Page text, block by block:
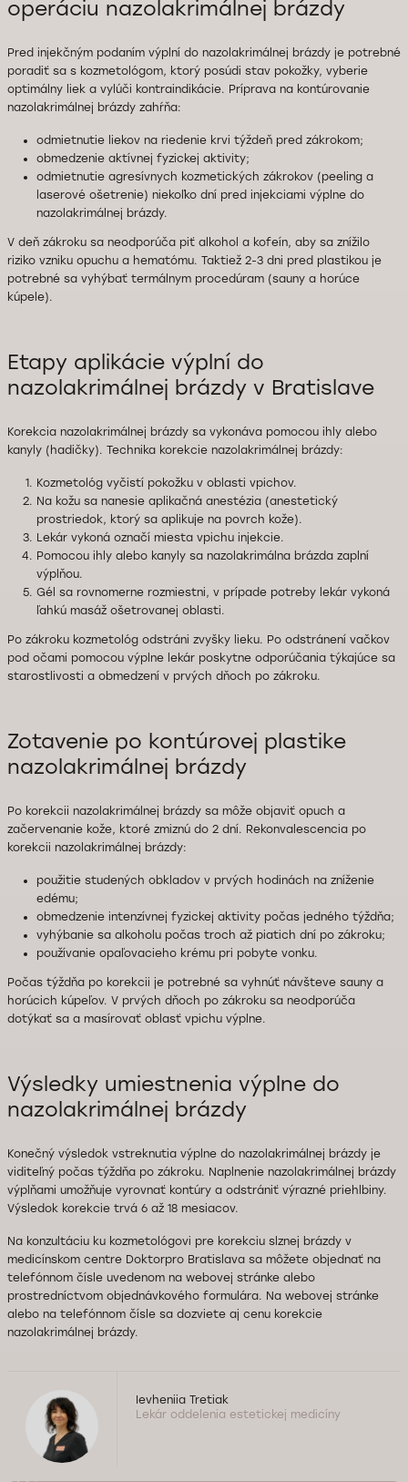
operáciu nazolakrimálnej brázdy
Pred injekčným podaním výplní do nazolakrimálnej brázdy je potrebné
poradiť sa s kozmetológom, ktorý posúdi stav pokožky, vyberie
optimálny liek a vylúči kontraindikácie. Príprava na kontúrovanie
nazolakrimálnej brázdy zahŕňa:
odmietnutie liekov na riedenie krvi týždeň pred zákrokom;
obmedzenie aktívnej fyzickej aktivity;
odmietnutie agresívnych kozmetických zákrokov (peeling a
laserové ošetrenie) niekoľko dní pred injekciami výplne do
nazolakrimálnej brázdy.
V deň zákroku sa neodporúča piť alkohol a kofeín, aby sa znížilo
riziko vzniku opuchu a hematómu. Taktiež 2-3 dni pred plastikou je
potrebné sa vyhýbať termálnym procedúram (sauny a horúce
kúpele).
Etapy aplikácie výplní do
nazolakrimálnej brázdy v Bratislave
Korekcia nazolakrimálnej brázdy sa vykonáva pomocou ihly alebo
kanyly (hadičky). Technika korekcie nazolakrimálnej brázdy:
Kozmetológ vyčistí pokožku v oblasti vpichov.
Na kožu sa nanesie aplikačná anestézia (anestetický
prostriedok, ktorý sa aplikuje na povrch kože).
Lekár vykoná označí miesta vpichu injekcie.
Pomocou ihly alebo kanyly sa nazolakrimálna brázda zaplní
výplňou.
Gél sa rovnomerne rozmiestni, v prípade potreby lekár vykoná
ľahkú masáž ošetrovanej oblasti.
Po zákroku kozmetológ odstráni zvyšky lieku. Po odstránení vačkov
pod očami pomocou výplne lekár poskytne odporúčania týkajúce sa
starostlivosti a obmedzení v prvých dňoch po zákroku.
Zotavenie po kontúrovej plastike
nazolakrimálnej brázdy
Po korekcii nazolakrimálnej brázdy sa môže objaviť opuch a
začervenanie kože, ktoré zmiznú do 2 dní. Rekonvalescencia po
korekcii nazolakrimálnej brázdy:
použitie studených obkladov v prvých hodinách na zníženie
edému;
obmedzenie intenzívnej fyzickej aktivity počas jedného týždňa;
vyhýbanie sa alkoholu počas troch až piatich dní po zákroku;
používanie opaľovacieho krému pri pobyte vonku.
Počas týždňa po korekcii je potrebné sa vyhnúť návšteve sauny a
horúcich kúpeľov. V prvých dňoch po zákroku sa neodporúča
dotýkať sa a masírovať oblasť vpichu výplne.
Výsledky umiestnenia výplne do
nazolakrimálnej brázdy
Konečný výsledok vstreknutia výplne do nazolakrimálnej brázdy je
viditeľný počas týždňa po zákroku. Naplnenie nazolakrimálnej brázdy
výplňami umožňuje vyrovnať kontúry a odstrániť výrazné priehlbiny.
Výsledok korekcie trvá 6 až 18 mesiacov.
Na konzultáciu ku kozmetológovi pre korekciu slznej brázdy v
medicínskom centre Doktorpro Bratislava sa môžete objednať na
telefónnom čísle uvedenom na webovej stránke alebo
prostredníctvom objednávkového formulára. Na webovej stránke
alebo na telefónnom čísle sa dozviete aj cenu korekcie
nazolakrimálnej brázdy.
Ievheniia Tretiak
Lekár oddelenia estetickej medicíny